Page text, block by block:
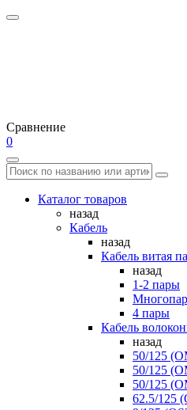
Сравнение
0
Каталог товаров
назад
Кабель
назад
Кабель витая
назад
1-2 пары
4 пары
Кабель
назад
50/125
50/125
50/125
62.5/125